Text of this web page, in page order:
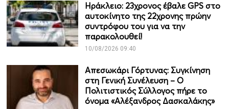
Ηράκλειο: 23χρονος έβαλε GPS στο
αυτοκίνητο της 22χρονης πρώην
συντρόφου του για να την
παρακολουθεί!
10/08/2026 09:40
Απεσωκάρι Γόρτυνας: Συγκίνηση
στη Γενική Συνέλευση – Ο
Πολιτιστικός Σύλλογος πήρε το
όνομα «Αλέξανδρος Δασκαλάκης»